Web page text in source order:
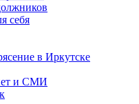
себя
в Иркутске
и СМИ